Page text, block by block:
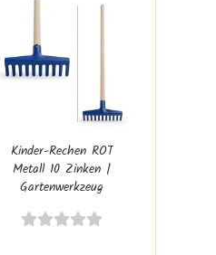
Kinder-Rechen ROT
Metall 10 Zinken |
Gartenwerkzeug